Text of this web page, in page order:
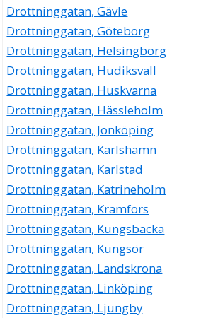
Drottninggatan, Gävle
Drottninggatan, Göteborg
Drottninggatan, Helsingborg
Drottninggatan, Hudiksvall
Drottninggatan, Huskvarna
Drottninggatan, Hässleholm
Drottninggatan, Jönköping
Drottninggatan, Karlshamn
Drottninggatan, Karlstad
Drottninggatan, Katrineholm
Drottninggatan, Kramfors
Drottninggatan, Kungsbacka
Drottninggatan, Kungsör
Drottninggatan, Landskrona
Drottninggatan, Linköping
Drottninggatan, Ljungby